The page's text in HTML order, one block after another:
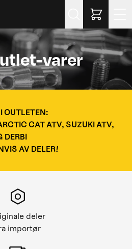
varer
OUTLETEN:
CAT ATV, SUZUKI ATV,
DERBI
AV DELER!
deler
importør